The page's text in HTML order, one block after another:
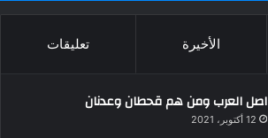
الأخيرة تعليقات
اصل العرب ومن هم قحطان وعدنان
12 أكتوبر، 2021